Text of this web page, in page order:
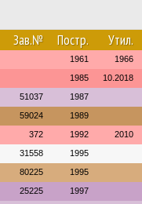
Зав.№ Постр. Утил.
1961 1966
1985 10.2018
51037 1987
59024 1989
372 1992 2010
31558 1995
80225 1995
25225 1997